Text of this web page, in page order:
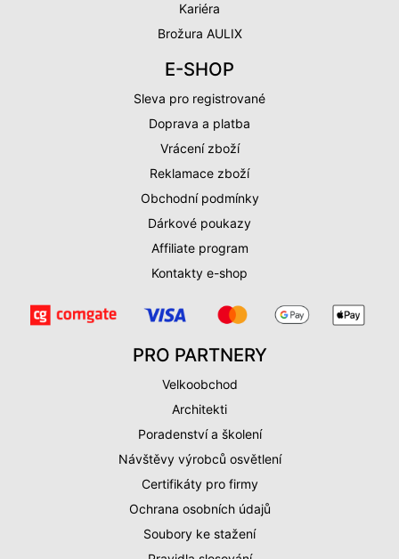
Kariéra
Brožura AULIX
E-SHOP
Sleva pro registrované
Doprava a platba
Vrácení zboží
Reklamace zboží
Obchodní podmínky
Dárkové poukazy
Affiliate program
Kontakty e-shop
PRO PARTNERY
Velkoobchod
Architekti
Poradenství a školení
Návštěvy výrobců osvětlení
Certifikáty pro firmy
Ochrana osobních údajů
Soubory ke stažení